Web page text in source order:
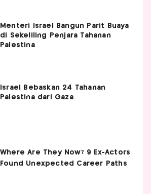
Menteri Israel Bangun Parit Buaya
di Sekeliling Penjara Tahanan
Palestina
Israel Bebaskan 24 Tahanan
Palestina dari Gaza